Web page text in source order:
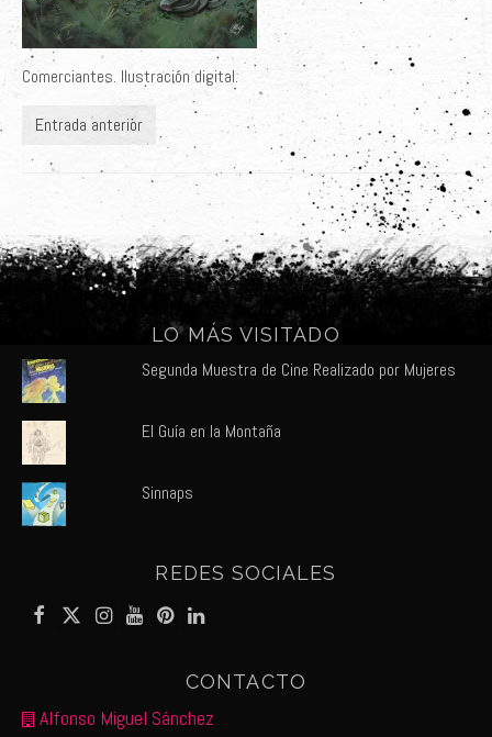
Comerciantes. Ilustración digital.
Entrada anterior
LO MÁS VISITADO
Segunda Muestra de Cine Realizado por Mujeres
El Guía en la Montaña
Sinnaps
REDES SOCIALES
CONTACTO
Alfonso Miguel Sánchez